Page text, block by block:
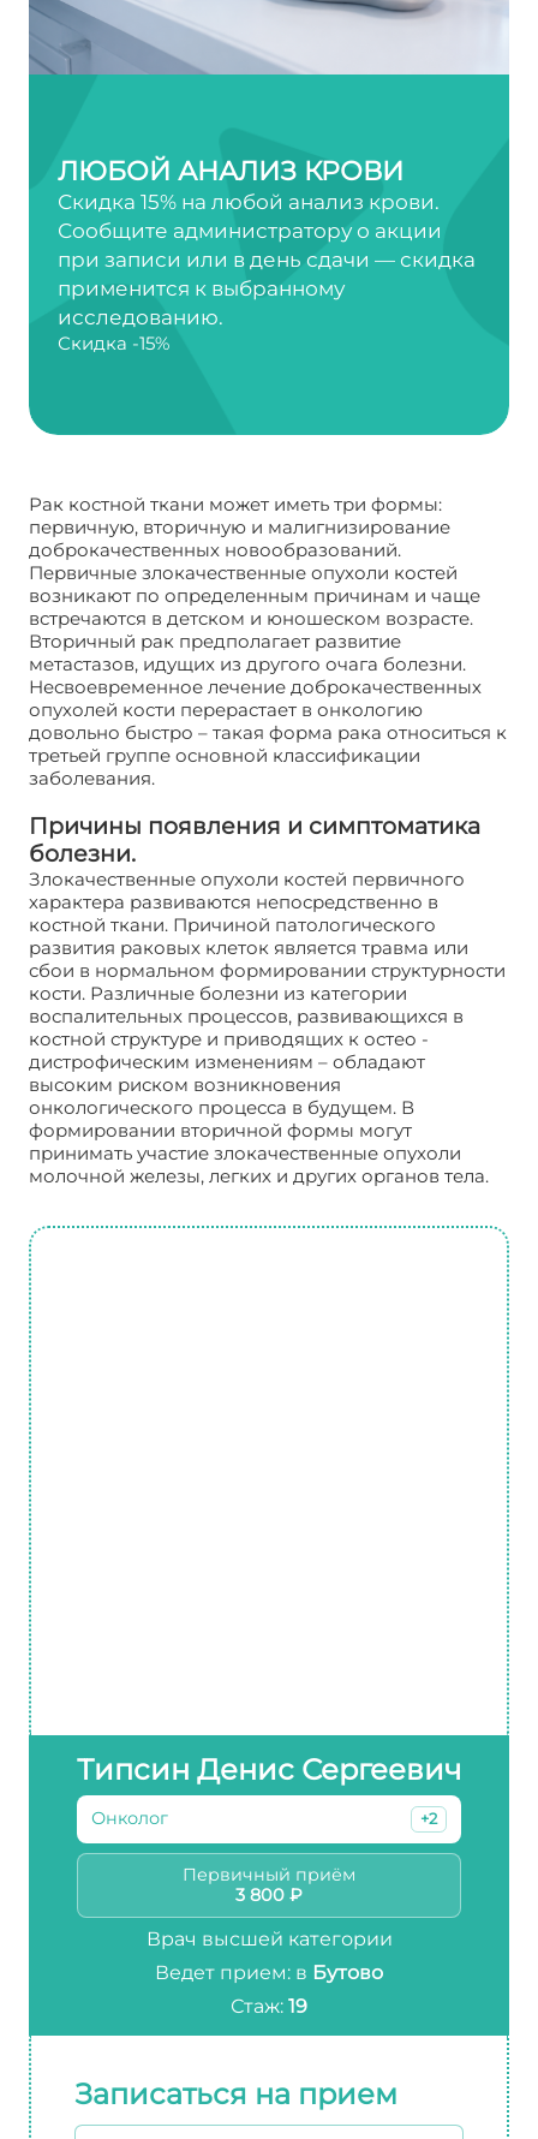
ЛЮБОЙ АНАЛИЗ КРОВИ
Скидка 15% на любой анализ крови.
Сообщите администратору о акции
при записи или в день сдачи — скидка
применится к выбранному
исследованию.
Скидка -15%
Рак костной ткани может иметь три формы:
первичную, вторичную и малигнизирование
доброкачественных новообразований.
Первичные злокачественные опухоли костей
возникают по определенным причинам и чаще
встречаются в детском и юношеском возрасте.
Вторичный рак предполагает развитие
метастазов, идущих из другого очага болезни.
Несвоевременное лечение доброкачественных
опухолей кости перерастает в онкологию
довольно быстро – такая форма рака относиться к
третьей группе основной классификации
заболевания.
Причины появления и симптоматика
болезни.
Злокачественные опухоли костей первичного
характера развиваются непосредственно в
костной ткани. Причиной патологического
развития раковых клеток является травма или
сбои в нормальном формировании структурности
кости. Различные болезни из категории
воспалительных процессов, развивающихся в
костной структуре и приводящих к остео -
дистрофическим изменениям – обладают
высоким риском возникновения
онкологического процесса в будущем. В
формировании вторичной формы могут
принимать участие злокачественные опухоли
молочной железы, легких и других органов тела.
Типсин Денис Сергеевич
Онколог +2
Первичный приём
3 800 ₽
Врач высшей категории
Ведет прием: в Бутово
Стаж: 19
Записаться на прием